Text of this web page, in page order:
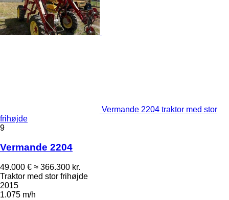
Vermande 2204 traktor med stor
frihøjde
9
Vermande 2204
49.000 € ≈ 366.300 kr.
Traktor med stor frihøjde
2015
1.075 m/h